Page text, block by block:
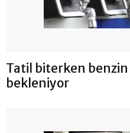
Tatil biterken benzin
bekleniyor